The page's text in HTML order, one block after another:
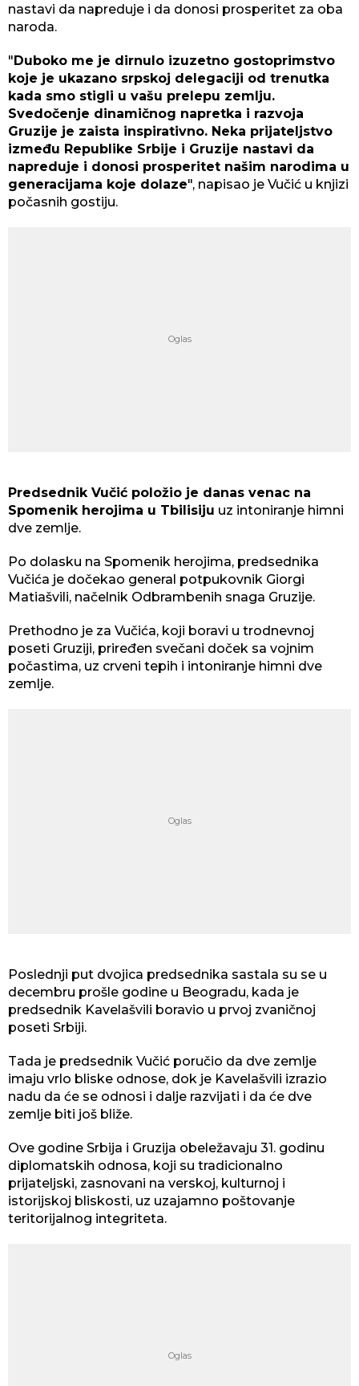
nastavi da napreduje i da donosi prosperitet za oba
naroda.
"Duboko me je dirnulo izuzetno gostoprimstvo
koje je ukazano srpskoj delegaciji od trenutka
kada smo stigli u vašu prelepu zemlju.
Svedočenje dinamičnog napretka i razvoja
Gruzije je zaista inspirativno. Neka prijateljstvo
između Republike Srbije i Gruzije nastavi da
napreduje i donosi prosperitet našim narodima u
generacijama koje dolaze", napisao je Vučić u knjizi
počasnih gostiju.
Predsednik Vučić položio je danas venac na
Spomenik herojima u Tbilisiju uz intoniranje himni
dve zemlje.
Po dolasku na Spomenik herojima, predsednika
Vučića je dočekao general potpukovnik Giorgi
Matiašvili, načelnik Odbrambenih snaga Gruzije.
Prethodno je za Vučića, koji boravi u trodnevnoj
poseti Gruziji, priređen svečani doček sa vojnim
počastima, uz crveni tepih i intoniranje himni dve
zemlje.
Poslednji put dvojica predsednika sastala su se u
decembru prošle godine u Beogradu, kada je
predsednik Kavelašvili boravio u prvoj zvaničnoj
poseti Srbiji.
Tada je predsednik Vučić poručio da dve zemlje
imaju vrlo bliske odnose, dok je Kavelašvili izrazio
nadu da će se odnosi i dalje razvijati i da će dve
zemlje biti još bliže.
Ove godine Srbija i Gruzija obeležavaju 31. godinu
diplomatskih odnosa, koji su tradicionalno
prijateljski, zasnovani na verskoj, kulturnoj i
istorijskoj bliskosti, uz uzajamno poštovanje
teritorijalnog integriteta.